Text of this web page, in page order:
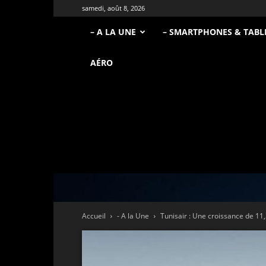
samedi, août 8, 2026
– A LA UNE – SMARTPHONES &
AÉRO
Accueil - A la Une Tunisair : Une croissance de